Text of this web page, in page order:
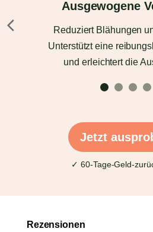
Ausgewogene
Reduziert Blähungen
Unterstützt eine
und erleichtert die
Jetzt
✓ 60-Tage-Geld-
Rezensionen